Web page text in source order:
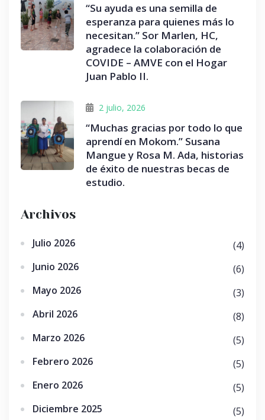
“Su ayuda es una semilla de
esperanza para quienes más lo
necesitan.” Sor Marlen, HC,
agradece la colaboración de
COVIDE – AMVE con el Hogar
Juan Pablo II.
2 julio, 2026
“Muchas gracias por todo lo que
aprendí en Mokom.” Susana
Mangue y Rosa M. Ada, historias
de éxito de nuestras becas de
estudio.
Archivos
Julio 2026
(4)
Junio 2026
(6)
Mayo 2026
(3)
Abril 2026
(8)
Marzo 2026
(5)
Febrero 2026
(5)
Enero 2026
(5)
Diciembre 2025
(5)